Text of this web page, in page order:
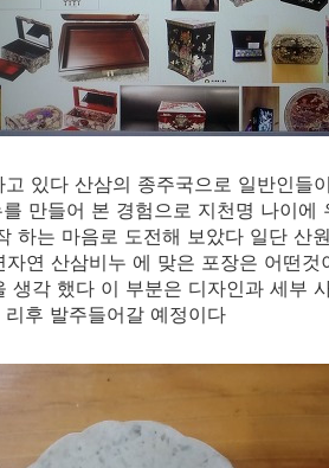
있다 산삼의 종주국으로 일반인들
만들어 본 경험으로 지천명 나이에
하는 마음로 도전해 보았다 일단 산
연 산삼비누 에 맞은 포장은 어떤것
생각 했다 이 부분은 디자인과 세부
리후 발주들어갈 예정이다